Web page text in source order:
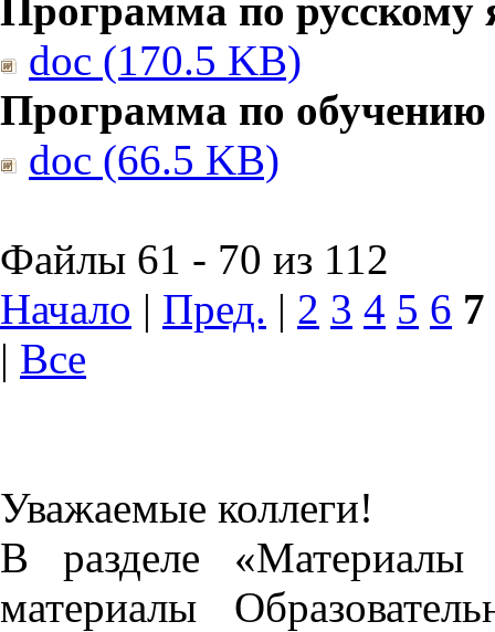
Программа по русскому
doc (170.5 KB)
Программа по обучению
doc (66.5 KB)
Файлы 61 - 70 из 112
Начало | Пред. | 2 3 4 5 6 7
| Все
Уважаемые коллеги!
В разделе «Материалы
материалы